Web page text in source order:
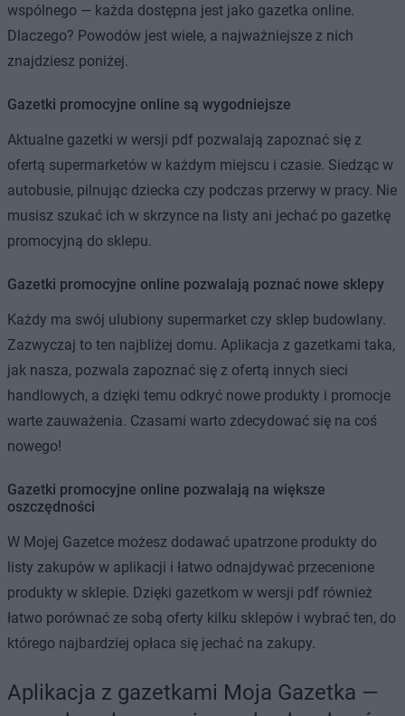
wspólnego — każda dostępna jest jako gazetka online.
Dlaczego? Powodów jest wiele, a najważniejsze z nich
znajdziesz poniżej.
Gazetki promocyjne online są wygodniejsze
Aktualne gazetki w wersji pdf pozwalają zapoznać się z
ofertą supermarketów w każdym miejscu i czasie. Siedząc w
autobusie, pilnując dziecka czy podczas przerwy w pracy. Nie
musisz szukać ich w skrzynce na listy ani jechać po gazetkę
promocyjną do sklepu.
Gazetki promocyjne online pozwalają poznać nowe sklepy
Każdy ma swój ulubiony supermarket czy sklep budowlany.
Zazwyczaj to ten najbliżej domu. Aplikacja z gazetkami taka,
jak nasza, pozwala zapoznać się z ofertą innych sieci
handlowych, a dzięki temu odkryć nowe produkty i promocje
warte zauważenia. Czasami warto zdecydować się na coś
nowego!
Gazetki promocyjne online pozwalają na większe
oszczędności
W Mojej Gazetce możesz dodawać upatrzone produkty do
listy zakupów w aplikacji i łatwo odnajdywać przecenione
produkty w sklepie. Dzięki gazetkom w wersji pdf również
łatwo porównać ze sobą oferty kilku sklepów i wybrać ten, do
którego najbardziej opłaca się jechać na zakupy.
Aplikacja z gazetkami Moja Gazetka —